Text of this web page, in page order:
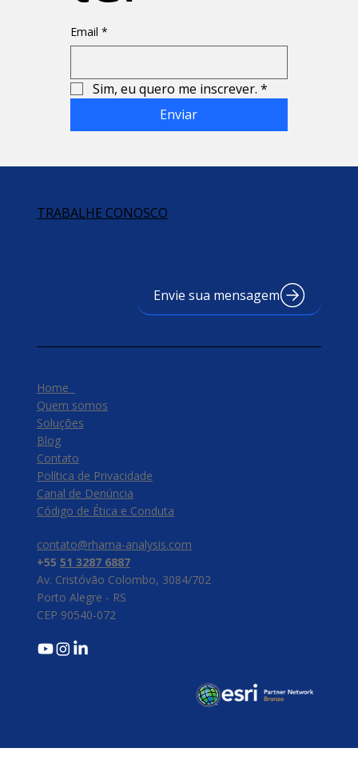
Email *
Sim, eu quero me inscrever. *
Enviar
TRABALHE CONOSCO
Envie sua mensagem
contato@rhama-analysis.com
+55 51 3287 6887
Av. Cristóvão Colombo, 3084/702
Porto Alegre - RS
CEP 90540-072
Home
Quem somos
Soluções
Blog
Contato
Política de Privacidade
Canal de Denúncia
​Código de Ética e Conduta